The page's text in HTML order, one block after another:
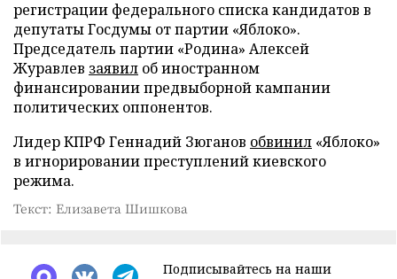
регистрации федерального списка кандидатов в
депутаты Госдумы от партии «Яблоко».
Председатель партии «Родина» Алексей
Журавлев заявил об иностранном
финансировании предвыборной кампании
политических оппонентов.
Лидер КПРФ Геннадий Зюганов обвинил «Яблоко»
в игнорировании преступлений киевского
режима.
Текст: Елизавета Шишкова
Подписывайтесь на наши